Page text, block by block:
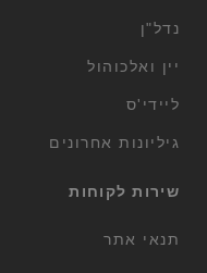
נדל"ן
יין ואלכוהול
ליידי'ס
גיליונות אחרונים
שירות לקוחות
תנאי אתר